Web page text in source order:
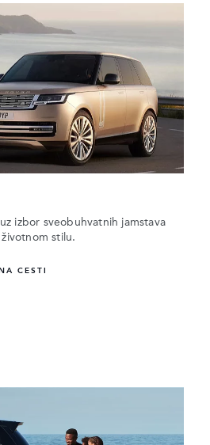
izbor sveobuhvatnih jamstava
stilu.
CESTI